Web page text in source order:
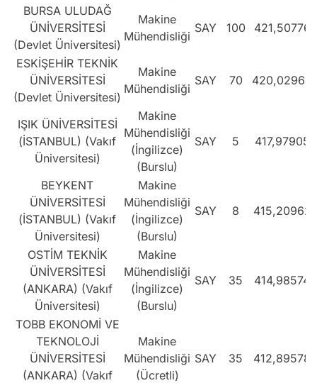
BURSA ULUDAĞ
ÜNİVERSİTESİ
(Devlet Üniversitesi)
Makine
Mühendisliği
SAY 100 421,50776
ESKİŞEHİR TEKNİK
ÜNİVERSİTESİ
(Devlet Üniversitesi)
Makine
Mühendisliği
SAY 70 420,02966
IŞIK ÜNİVERSİTESİ
(İSTANBUL) (Vakıf
Üniversitesi)
Makine
Mühendisliği
(İngilizce)
(Burslu)
SAY 5 417,97905
BEYKENT
ÜNİVERSİTESİ
(İSTANBUL) (Vakıf
Üniversitesi)
Makine
Mühendisliği
(İngilizce)
(Burslu)
SAY 8 415,20962
OSTİM TEKNİK
ÜNİVERSİTESİ
(ANKARA) (Vakıf
Üniversitesi)
Makine
Mühendisliği
(İngilizce)
(Burslu)
SAY 35 414,98574
TOBB EKONOMİ VE
TEKNOLOJİ
ÜNİVERSİTESİ
(ANKARA) (Vakıf
Makine
Mühendisliği
(Ücretli)
SAY 35 412,89578